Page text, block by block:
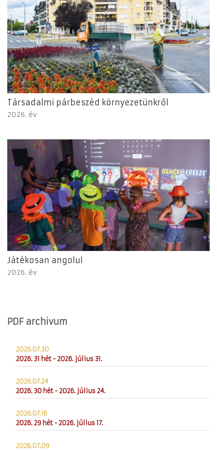
Társadalmi párbeszéd környezetünkről
2026. év
Játékosan angolul
2026. év
PDF archivum
2026.07.30
2026. 31 hét - 2026. július 31.
2026.07.24
2026. 30 hét - 2026. július 24.
2026.07.16
2026. 29 hét - 2026. július 17.
2026.07.09